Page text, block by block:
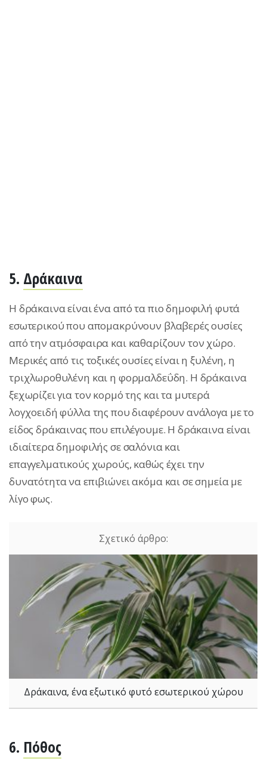
5. Δράκαινα
Η δράκαινα είναι ένα από τα πιο δημοφιλή φυτά
εσωτερικού που απομακρύνουν βλαβερές ουσίες
από την ατμόσφαιρα και καθαρίζουν τον χώρο.
Μερικές από τις τοξικές ουσίες είναι η ξυλένη, η
τριχλωροθυλένη και η φορμαλδεΰδη. Η δράκαινα
ξεχωρίζει για τον κορμό της και τα μυτερά
λογχοειδή φύλλα της που διαφέρουν ανάλογα με το
είδος δράκαινας που επιλέγουμε. Η δράκαινα είναι
ιδιαίτερα δημοφιλής σε σαλόνια και
επαγγελματικούς χωρούς, καθώς έχει την
δυνατότητα να επιβιώνει ακόμα και σε σημεία με
λίγο φως.
Δράκαινα, ένα εξωτικό φυτό εσωτερικού χώρου
6. Πόθος